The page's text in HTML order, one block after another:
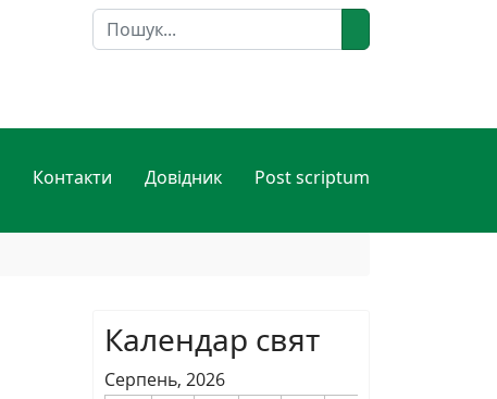
Пошук
Контакти Довідник Post scriptum
Календар свят
Серпень, 2026